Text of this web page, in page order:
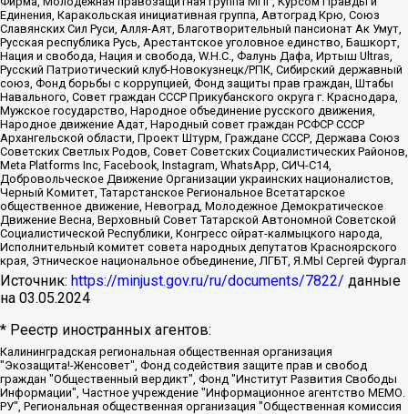
Единения, Каракольская инициативная группа, Автоград Крю, Союз
Славянских Сил Руси, Алля-Аят, Благотворительный пансионат Ак Умут,
Русская республика Русь, Арестантское уголовное единство, Башкорт,
Нация и свобода, Нация и свобода, W.H.С., Фалунь Дафа, Иртыш Ultras,
Русский Патриотический клуб-Новокузнецк/РПК, Сибирский державный
союз, Фонд борьбы с коррупцией, Фонд защиты прав граждан, Штабы
Навального, Совет граждан СССР Прикубанского округа г. Краснодара,
Мужское государство, Народное объединение русского движения,
Народное движение Адат, Народный совет граждан РСФСР СССР
Архангельской области, Проект Штурм, Граждане СССР, Держава Союз
Советских Светлых Родов, Совет Советских Социалистических Районов,
Meta Platforms Inc, Facebook, Instagram, WhatsApp, СИЧ-С14,
Добровольческое Движение Организации украинских националистов,
Черный Комитет, Татарстанское Региональное Всетатарское
общественное движение, Невоград, Молодежное Демократическое
Движение Весна, Верховный Совет Татарской Автономной Советской
Социалистической Республики, Конгресс ойрат-калмыцкого народа,
Исполнительный комитет совета народных депутатов Красноярского
края, Этническое национальное объединение, ЛГБТ, Я.МЫ Сергей Фургал
Источник: https://minjust.gov.ru/ru/documents/7822/ данные
на 03.05.2024
* Реестр иностранных агентов:
Калининградская региональная общественная организация "Экозащита!-Женсовет", Фонд содействия защите прав и свобод граждан "Общественный вердикт", Фонд "Институт Развития Свободы Информации", Частное учреждение "Информационное агентство МЕМО. РУ", Региональная общественная организация "Общественная комиссия по сохранению наследия академика Сахарова", Фонд поддержки свободы прессы, Санкт-Петербургская общественная правозащитная организация "Гражданский контроль", Межрегиональная общественная организация "Информационно-просветительский центр "Мемориал", Региональный Фонд "Центр Защиты Прав Средств Массовой Информации", с 05.12.2023 Фонд "Центр Защиты Прав Средств массовой информации", Региональная общественная благотворительная организация помощи беженцам и мигрантам "Гражданское содействие", Негосударственное образовательное учреждение дополнительного профессионального образования (повышение квалификации) специалистов "АКАДЕМИЯ ПО ПРАВАМ ЧЕЛОВЕКА", Свердловская региональная общественная организация "Сутяжник", Автономная некоммерческая организация "Центр независимых социологических исследований", Союз общественных объединений "Российский исследовательский центр по правам человека", Региональное общественное учреждение научно-информационный центр "МЕМОРИАЛ", Некоммерческая организация "Фонд защиты гласности", Автономная некоммерческая организация "Институт прав человека", Городская общественная организация "Екатеринбургское общество "МЕМОРИАЛ", Городская общественная организация "Рязанское историко-просветительское и правозащитное общество "Мемориал" (Рязанский Мемориал), Челябинский региональный орган общественной самодеятельности – женское общественное объединение "Женщины Евразии", Челябинский региональный орган общественной самодеятельности "Уральская правозащитная группа", Фонд содействия защите здоровья и социальной справедливости имени Андрея Рылькова, Автономная Некоммерческая Организация "Аналитический Центр Юрия Левады", Автономная некоммерческая организация социальной поддержки населения "Проект Апрель", Региональная общественная организация помощи женщинам и детям, находящимся в кризисной ситуации "Информационно-методический центр "Анна", Фонд содействия развитию массовых коммуникаций и правовому просвещению "Так-так-Так", Фонд содействия устойчивому развитию "Серебряная тайга", Свердловский региональный общественный фонд социальных проектов "Новое время", "Idel.Реалии", Кавказ.Реалии, Крым.Реалии, Телеканал Настоящее Время, Татаро-башкирская служба Радио Свобода (Azatliq Radiosi), Радио Свободная Европа/Радио Свобода (PCE/PC), "Сибирь.Реалии", "Фактограф", Благотворительный фонд помощи осужденным и их семьям, Автономная некоммерческая организация "Институт глобализации и социальных движений", Фонд "В защиту прав заключенных", Частное учреждение "Центр поддержки и содействия развитию средств массовой информации", Пензенский региональный общественный благотворительный фонд "Гражданский союз", "Север.Реалии", Некоммерческая организация Фонд "Правовая инициатива", Общество с ограниченной ответственностью "Радио Свободная Европа/Радио Свобода", Чешское информационное агентство "MEDIUM-ORIENT", Красноярская региональная общественная организация "Мы против СПИДа", Камалягин Денис Николаевич, Маркелов Сергей Евгеньевич, Пономарев Лев Александрович, Савицкая Людмила Алексеевна, Автономная некоммерческая организация "Центр по работе с проблемой насилия "НАСИЛИЮ.НЕТ", Межрегиональный профессиональный союз работников здравоохранения "Альянс врачей", Юридическое лицо, зарегистрированное в Латвийской Республике, SIA "Medusa Project" (регистрационный номер 40103797863, дата регистрации 10.06.2014), Некоммерческая организация "Фонд по борьбе с коррупцией", Автономная некоммерческая организация "Институт права и публичной политики", Баданин Роман Сергеевич, Гликин Максим Александрович, Железнова Мария Михайловна, Лукьянова Юлия Сергеевна, Маетная Елизавета Витальевна, Маняхин Петр Борисович, Чуракова Ольга Владимировна, Ярош Юлия Петровна, Юридическое лицо "The Insider SIA", зарегистрированное в Риге, Латвийская Республика (дата регистрации 26.06.2015), являющееся администратором доменного имени интернет-издания "The Insider SIA", https://theins.ru, Постернак Алексей Евгеньевич, Рубин Михаил Аркадьевич, Анин Роман Александрович, Юридическое лицо Istories fonds, зарегистрированное в Латвийской Республике (регистрационный номер 50008295751, дата регистрации 24.02.2020), Великовский Дмитрий Александрович, Долинина Ирина Николаевна, Мароховская Алеся Алексеевна, Шлейнов Роман Юрьевич, Шмагун Олеся Валентиновна, Общество с ограниченной ответственностью "Альтаир 2021", Общество с ограниченной ответственностью "Вега 2021", Общество с ограниченной ответственностью "Главный редактор 2021", Общество с ограниченной ответственностью "Ромашки монолит", Важенков Артем Валерьевич, Ивановская областная общественная организация "Центр гендерных исследований", Гурман Юрий Альбертович, Медиапроект "ОВД-Инфо", Егоров Владимир Владимирович, Жилинский Владимир Александрович, Общество с ограниченной ответственностью "ЗП", Иванова София Юрьевна, Карезина Инна Павловна, Кильтау Екатерина Викторовна, Петров Алексей Викторович, Пискунов Сергей Евгеньевич, Смирнов Сергей Сергеевич, Тихонов Михаил Сергеевич, Общество с ограниченной ответственностью "ЖУРНАЛИСТ-ИНОСТРАННЫЙ АГЕНТ", Арапова Галина Юрьевна, Вольтская Татьяна Анатольевна, Американская компания "Mason G.E.S. Anonymous Foundation" (США), являющаяся владельцем интернет-издания https://mnews.world/, Компания "Stichting Bellingcat", зарегистрированная в Нидерландах (дата регистрации 11.07.2018), Захаров Андрей Вячеславович, Клепиковская Екатерина Дмитриевна, Общество с ограниченной ответственностью "МЕМО", Перл Роман Александрович, Симонов Евгений Алексеевич, Соловьева Елена Анатольевна, Сотников Даниил Владимирович, Сурначева Елизавета Дмитриевна, Автономная некоммерческая организация по защите прав человека и информированию населения "Якутия – Наше Мнение", Общество с ограниченной ответственностью "Москоу диджитал медиа", с 26.01.2023 Общество с ограниченной ответственностью "Чайка Белые сады", Ветошкина Валерия Валерьевна, Заговора Максим Александрович, Межрегиональное общественное движение "Российская ЛГБТ - сеть", Оленичев Максим Владимирович, Павлов Иван Юрьевич, Скворцова Елена Сергеевна, Общество с ограниченной ответственностью "Как бы инагент", Кочетков Игорь Викторович, Общество с ограниченной ответственностью "Честные выборы", Еланчик Олег Александрович, Общество с ограниченной ответственностью "Нобелевский призыв", Гималова Регина Эмилевна, Григорьев Андрей Валерьевич, Григорьева Алина Александровна, Ассоциация по содействию защите прав призывников, альтернативнослужащих и военнослужащих "Правозащитная группа "Гражданин.Армия.Право", Хисамова Регина Фаритовна, Автономная некоммерческая организация по реализации социально-правовых программ "Лилит", Дальневосточное общественное движение "Маяк", Санкт-Петербургская ЛГБТ-инициативная группа "Выход", Инициативная группа ЛГБТ+ "Реверс", Алексеев Андрей Викторович, Бекбулатова Таисия Львовна, Беляев Иван Михайлович, Владыкина Елена Сергеевна, Гельман Марат Александрович, Никульшина Вероника Юрьевна, Толоконникова Надежда Андреевна, Шендерович Виктор Анатольевич, Общество с ограниченной ответственностью "Данное сообщение", Общество с ограниченной ответственностью Издательский дом "Новая глава", Айнбиндер Александра Александровна, Московский комьюнити-центр для ЛГБТ+инициатив, Благотворительный фонд развития филантропии, Deutsche Welle (Германия, Kurt-Schumacher-Strasse 3, 53113 Bonn), Борзунова Мария Михайловна, Воробьев Виктор Викторович, Голубева Анна Львовна, Константинова Алла Михайловна, Малкова Ирина Владимировна, Мурадов Мурад Абдулгалимович, Осетинская Елизавета Николаевна, Понасенков Евгений Николаевич, Ганапольский Матвей Юрьевич, Киселев Евгений Алексеевич, Борухович Ирина Григорьевна, Дремин Иван Тимофеевич, Дубровский Дмитрий Викторович, Красноярская региональная общественная организация поддержки и развития альтернативных образовательных технологий и межкультурных коммуникаций "ИНТЕРРА", Маяковская Екатерина Алексеевна, Фейгин Марк Захарович, Филимонов Андрей Викторович, Дзугкоева Регина Николаевна, Доброхотов Роман Александрович, Дудь Юрий Александрович, Елкин Сергей Владимирович, Кругликов Кирилл Игоревич, Сабунаева Мария Леонидовна, Семенов Алексей Владимирович, Шаинян Карен Багратович, Шульман Екатерина Михайловна, Асафьев Артур Валерьевич, Вахштайн Виктор Семенович, Венедиктов Алексей Алексеевич, Лушникова Екатерина Евгеньевна, Волков Леонид Михайлович, Невзоров Александр Глебович, Пархоменко Сергей Борисович, Сироткин Ярослав Николаевич, Кара-Мурза Владимир Владимирович, Баранова Наталья Владимировна, Гозман Леонид Яковлевич, Кагарлицкий Борис Юльевич, Климарев Михаил Валерьевич, Милов Владимир Станиславович, Автономная некоммерческая организация Краснодарский центр современного искусства "Типография", Моргенштерн Алишер Тагирович, Соболь Любовь Эдуардовна, Общество с ограниченной ответственностью "ЛИЗА НОРМ", Каспаров Гарри Кимович, Ходорковский Михаил Борисович, Общество с ограниченной ответственностью "Апрельские тезисы", Данилович Ирина Брониславовна, Кашин Олег Владимирович, Петров Николай Владимирович, Пивоваров Алексей Владимирович, Соколов Михаил Владимирович, Цветкова Юлия Владимировна, Чичваркин Евгений Александрович, Комитет против пыток/Команда против пыток, Общество с ограниченной ответственностью "Первый научный", Общество с ограниченной ответственностью "Вертолет и ко", Белоцерковская Вероника Борисовна, Кац Максим Евгеньевич, Лазарева Татьяна Юрьевна, Шаведдинов Руслан Табризович, Яшин Илья Валерьевич, Общество с ограниченной ответственностью "Иноагент ААВ", Алешковский Дмитрий Петрович, Альбац Евгения Марковна, Быков Дмитрий Львович, Галямина Юлия Евгеньевна, Лойко Сергей Леонидович, Мартынов Кирилл Константинович, Медведев Сергей Александрович, Крашенинников Федор Геннадиевич, Гордеева Катерина Вл